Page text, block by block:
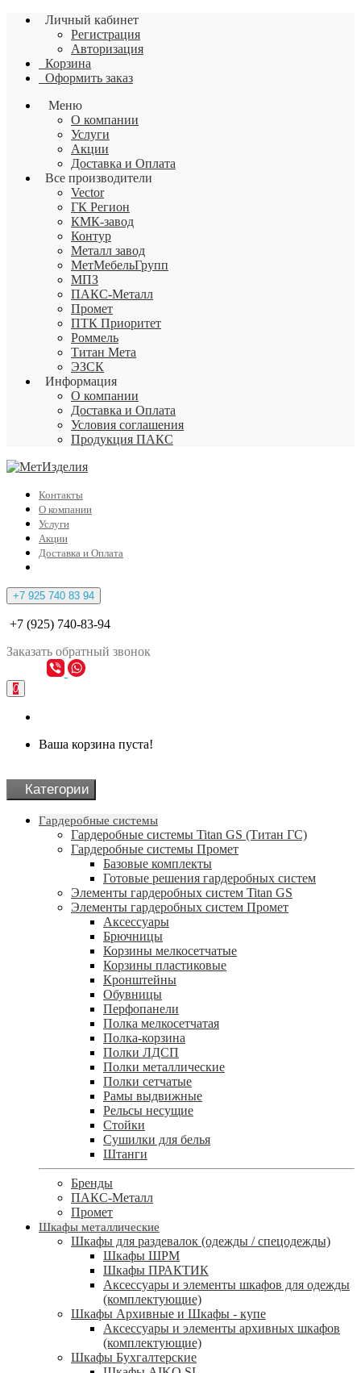
Личный кабинет
Регистрация
Авторизация
Корзина
Оформить заказ
Меню
О компании
Услуги
Акции
Доставка и Оплата
Все производители
Vector
ГК Регион
КМК-завод
Контур
Металл завод
МетМебельГрупп
МПЗ
ПАКС-Металл
Промет
ПТК Приоритет
Роммель
Титан Мета
ЭЗСК
Информация
О компании
Доставка и Оплата
Условия соглашения
Продукция ПАКС
Контакты
О компании
Услуги
Акции
Доставка и Оплата
+7 925 740 83 94
+7 (925) 740-83-94
Заказать обратный звонок
0
Ваша корзина пуста!
Категории
Гардеробные системы
Гардеробные системы Titan GS (Титан ГС)
Гардеробные системы Промет
Базовые комплекты
Готовые решения гардеробных систем
Элементы гардеробных систем Titan GS
Элементы гардеробных систем Промет
Аксессуары
Брючницы
Корзины мелкосетчатые
Корзины пластиковые
Кронштейны
Обувницы
Перфопанели
Полка мелкосетчатая
Полка-корзина
Полки ЛДСП
Полки металлические
Полки сетчатые
Рамы выдвижные
Рельсы несущие
Стойки
Сушилки для белья
Штанги
Бренды
ПАКС-Металл
Промет
Шкафы металлические
Шкафы для раздевалок (одежды / спецодежды)
Шкафы ШРМ
Шкафы ПРАКТИК
Аксессуары и элементы шкафов для одежды
(комплектующие)
Шкафы Архивные и Шкафы - купе
Аксессуары и элементы архивных шкафов
(комплектующие)
Шкафы Бухгалтерские